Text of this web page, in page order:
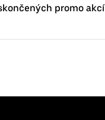
promo akcí